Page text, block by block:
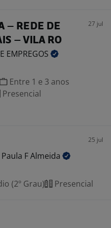
– REDE DE
– VILA RO
27 jul
EMPREGOS
Entre 1 e 3 anos
Presencial
25 jul
FAlmeida
(2º Grau) Presencial